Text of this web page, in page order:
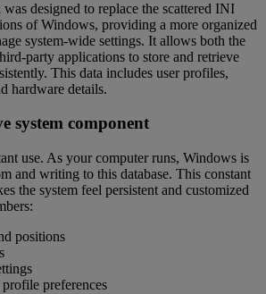
designed to replace the scattered INI
of Windows, providing a more organized
system-wide settings. It allows both the
party applications to store and retrieve
This data includes user profiles,
hardware details.
system component
use. As your computer runs, Windows is
and writing to this database. This constant
the system feel persistent and customized
positions
preferences